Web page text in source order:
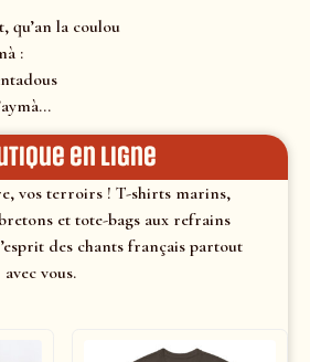
qu’an la coulou
:
en ligne
vos terroirs ! T-shirts marins,
et tote-bags aux refrains
des chants français partout
avec vous.